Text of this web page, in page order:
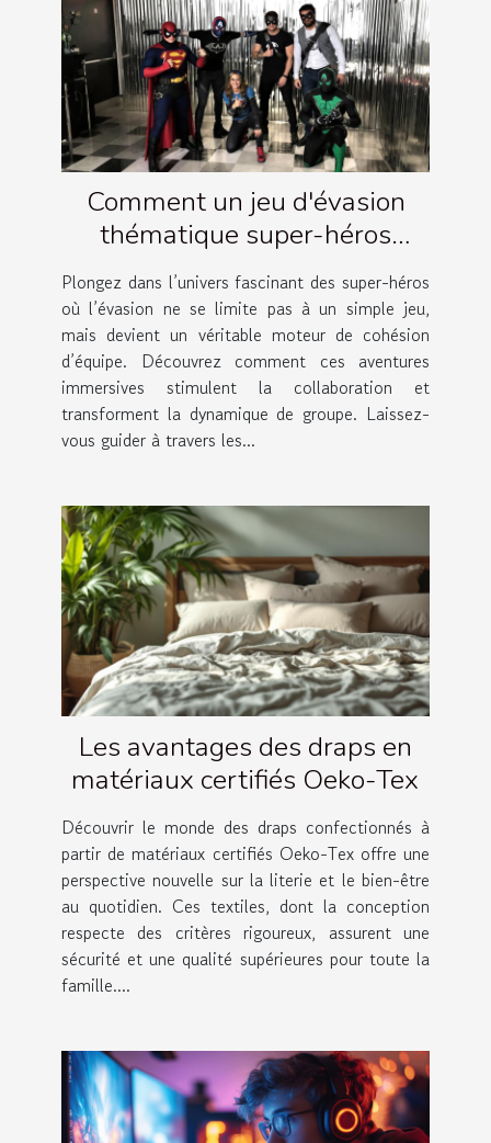
Comment un jeu d'évasion
thématique super-héros
renforce la cohésion d'équipe ?
Plongez dans l’univers fascinant des super-héros
où l’évasion ne se limite pas à un simple jeu,
mais devient un véritable moteur de cohésion
d’équipe. Découvrez comment ces aventures
immersives stimulent la collaboration et
transforment la dynamique de groupe. Laissez-
vous guider à travers les...
Les avantages des draps en
matériaux certifiés Oeko-Tex
Découvrir le monde des draps confectionnés à
partir de matériaux certifiés Oeko-Tex offre une
perspective nouvelle sur la literie et le bien-être
au quotidien. Ces textiles, dont la conception
respecte des critères rigoureux, assurent une
sécurité et une qualité supérieures pour toute la
famille....